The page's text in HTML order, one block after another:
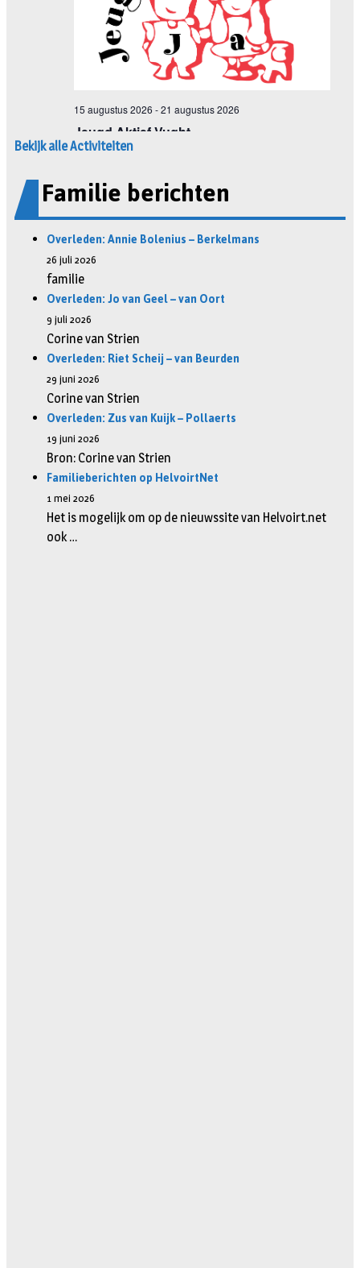
Bekijk alle Activiteiten
Familie berichten
Overleden: Annie Bolenius – Berkelmans
26 juli 2026
familie
Overleden: Jo van Geel – van Oort
9 juli 2026
Corine van Strien
Overleden: Riet Scheij – van Beurden
29 juni 2026
Corine van Strien
Overleden: Zus van Kuijk – Pollaerts
19 juni 2026
Bron: Corine van Strien
Familieberichten op HelvoirtNet
1 mei 2026
Het is mogelijk om op de nieuwssite van Helvoirt.net
ook …